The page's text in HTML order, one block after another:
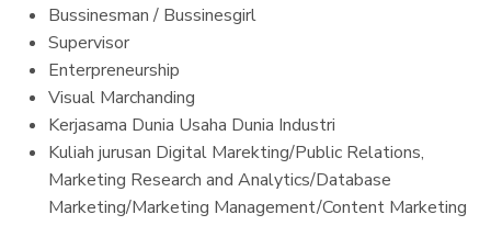
Bussinesman / Bussinesgirl
Supervisor
Enterpreneurship
Visual Marchanding
Kerjasama Dunia Usaha Dunia Industri
Kuliah jurusan Digital Marekting/Public Relations,
Marketing Research and Analytics/Database
Marketing/Marketing Management/Content Marketing